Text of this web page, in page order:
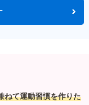
ねて運動習慣を作りた